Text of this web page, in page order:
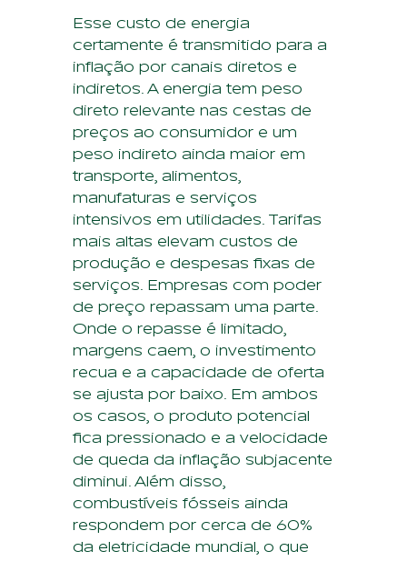
Esse custo de energia
certamente é transmitido para a
inflação por canais diretos e
indiretos. A energia tem peso
direto relevante nas cestas de
preços ao consumidor e um
peso indireto ainda maior em
transporte, alimentos,
manufaturas e serviços
intensivos em utilidades. Tarifas
mais altas elevam custos de
produção e despesas fixas de
serviços. Empresas com poder
de preço repassam uma parte.
Onde o repasse é limitado,
margens caem, o investimento
recua e a capacidade de oferta
se ajusta por baixo. Em ambos
os casos, o produto potencial
fica pressionado e a velocidade
de queda da inflação subjacente
diminui. Além disso,
combustíveis fósseis ainda
respondem por cerca de 60%
da eletricidade mundial, o que